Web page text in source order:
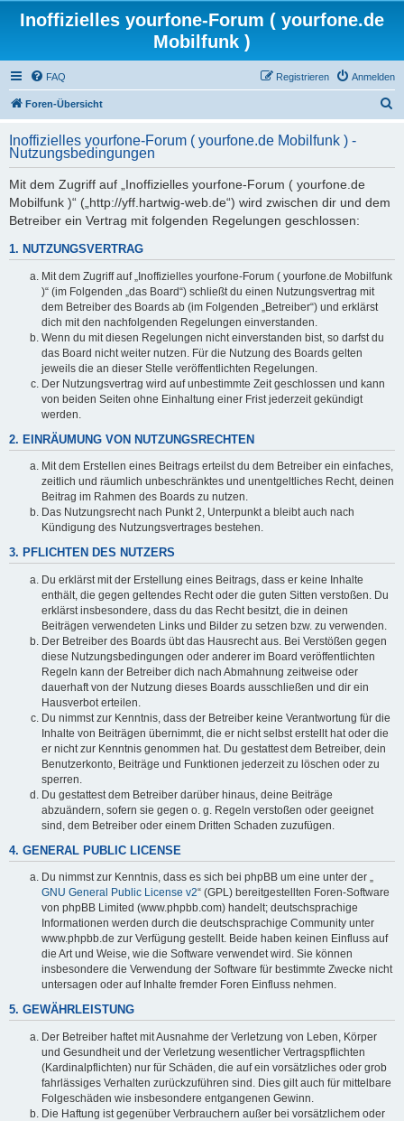
Inoffizielles yourfone-Forum ( yourfone.de
Mobilfunk )
FAQ Anmelden
Registrieren
Foren-Übersicht
h
Inoffizielles yourfone-Forum ( yourfone.de Mobilfunk ) -
Nutzungsbedingungen
Mit dem Zugriff auf „Inoffizielles yourfone-Forum ( yourfone.de
Mobilfunk )“ („http://yff.hartwig-web.de“) wird zwischen dir und dem
Betreiber ein Vertrag mit folgenden Regelungen geschlossen:
1. NUTZUNGSVERTRAG
Mit dem Zugriff auf „Inoffizielles yourfone-Forum ( yourfone.de Mobilfunk
)“ (im Folgenden „das Board“) schließt du einen Nutzungsvertrag mit
dem Betreiber des Boards ab (im Folgenden „Betreiber“) und erklärst
dich mit den nachfolgenden Regelungen einverstanden.
Wenn du mit diesen Regelungen nicht einverstanden bist, so darfst du
das Board nicht weiter nutzen. Für die Nutzung des Boards gelten
jeweils die an dieser Stelle veröffentlichten Regelungen.
Der Nutzungsvertrag wird auf unbestimmte Zeit geschlossen und kann
von beiden Seiten ohne Einhaltung einer Frist jederzeit gekündigt
werden.
2. EINRÄUMUNG VON NUTZUNGSRECHTEN
Mit dem Erstellen eines Beitrags erteilst du dem Betreiber ein einfaches,
zeitlich und räumlich unbeschränktes und unentgeltliches Recht, deinen
Beitrag im Rahmen des Boards zu nutzen.
Das Nutzungsrecht nach Punkt 2, Unterpunkt a bleibt auch nach
Kündigung des Nutzungsvertrages bestehen.
3. PFLICHTEN DES NUTZERS
Du erklärst mit der Erstellung eines Beitrags, dass er keine Inhalte
enthält, die gegen geltendes Recht oder die guten Sitten verstoßen. Du
erklärst insbesondere, dass du das Recht besitzt, die in deinen
Beiträgen verwendeten Links und Bilder zu setzen bzw. zu verwenden.
Der Betreiber des Boards übt das Hausrecht aus. Bei Verstößen gegen
diese Nutzungsbedingungen oder anderer im Board veröffentlichten
Regeln kann der Betreiber dich nach Abmahnung zeitweise oder
dauerhaft von der Nutzung dieses Boards ausschließen und dir ein
Hausverbot erteilen.
Du nimmst zur Kenntnis, dass der Betreiber keine Verantwortung für die
Inhalte von Beiträgen übernimmt, die er nicht selbst erstellt hat oder die
er nicht zur Kenntnis genommen hat. Du gestattest dem Betreiber, dein
Benutzerkonto, Beiträge und Funktionen jederzeit zu löschen oder zu
sperren.
Du gestattest dem Betreiber darüber hinaus, deine Beiträge
abzuändern, sofern sie gegen o. g. Regeln verstoßen oder geeignet
sind, dem Betreiber oder einem Dritten Schaden zuzufügen.
4. GENERAL PUBLIC LICENSE
Du nimmst zur Kenntnis, dass es sich bei phpBB um eine unter der „
GNU General Public License v2“ (GPL) bereitgestellten Foren-Software
von phpBB Limited (www.phpbb.com) handelt; deutschsprachige
Informationen werden durch die deutschsprachige Community unter
www.phpbb.de zur Verfügung gestellt. Beide haben keinen Einfluss auf
die Art und Weise, wie die Software verwendet wird. Sie können
insbesondere die Verwendung der Software für bestimmte Zwecke nicht
untersagen oder auf Inhalte fremder Foren Einfluss nehmen.
5. GEWÄHRLEISTUNG
Der Betreiber haftet mit Ausnahme der Verletzung von Leben, Körper
und Gesundheit und der Verletzung wesentlicher Vertragspflichten
(Kardinalpflichten) nur für Schäden, die auf ein vorsätzliches oder grob
fahrlässiges Verhalten zurückzuführen sind. Dies gilt auch für mittelbare
Folgeschäden wie insbesondere entgangenen Gewinn.
Die Haftung ist gegenüber Verbrauchern außer bei vorsätzlichem oder